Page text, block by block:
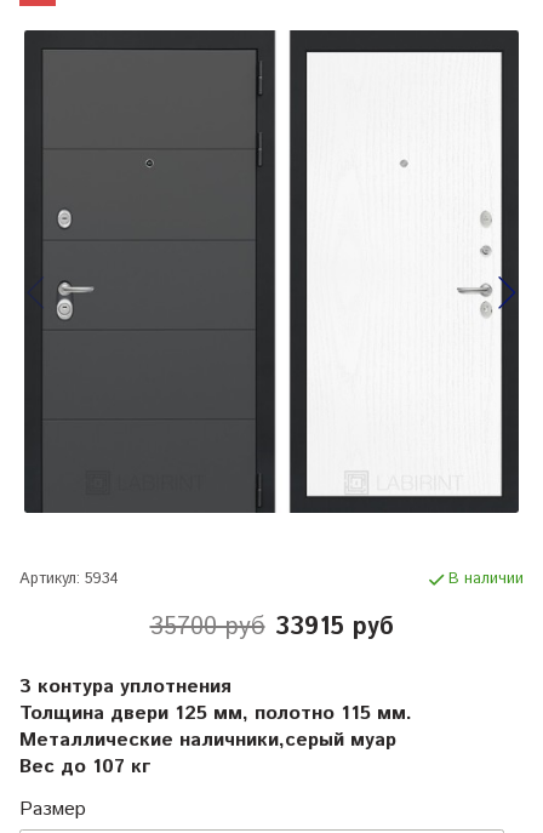
Артикул: 5934 В наличии
35700 руб 33915 руб
3 контура уплотнения
Толщина двери 125 мм, полотно 115 мм.
Металлические наличники,серый муар
Вес до 107 кг
Размер